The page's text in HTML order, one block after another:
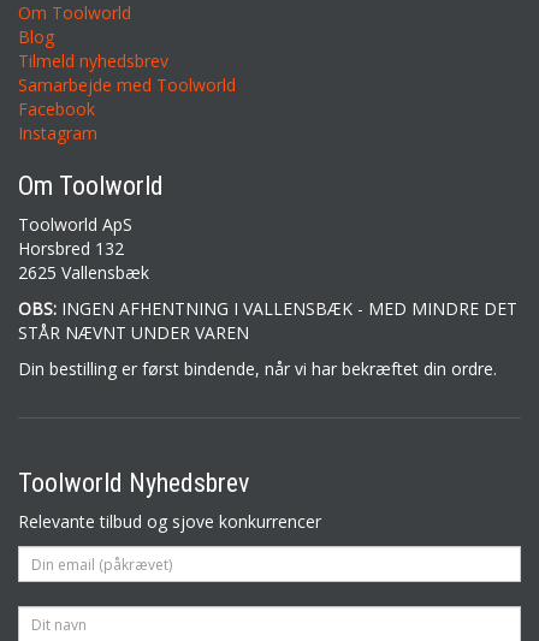
Om Toolworld
Blog
Tilmeld nyhedsbrev
Samarbejde med Toolworld
Facebook
Instagram
Om Toolworld
Toolworld ApS
Horsbred 132
2625 Vallensbæk
OBS: INGEN AFHENTNING I VALLENSBÆK - MED MINDRE DET
STÅR NÆVNT UNDER VAREN
Din bestilling er først bindende, når vi har bekræftet din ordre.
Toolworld Nyhedsbrev
Relevante tilbud og sjove konkurrencer